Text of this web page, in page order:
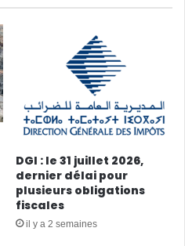
DGI : le 31 juillet 2026,
dernier délai pour
plusieurs obligations
fiscales
il y a 2 semaines